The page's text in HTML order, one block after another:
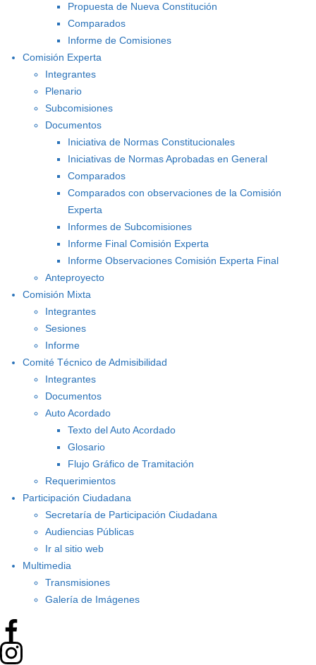
Propuesta de Nueva Constitución
Comparados
Informe de Comisiones
Comisión Experta
Integrantes
Plenario
Subcomisiones
Documentos
Iniciativa de Normas Constitucionales
Iniciativas de Normas Aprobadas en General
Comparados
Comparados con observaciones de la Comisión
Experta
Informes de Subcomisiones
Informe Final Comisión Experta
Informe Observaciones Comisión Experta Final
Anteproyecto
Comisión Mixta
Integrantes
Sesiones
Informe
Comité Técnico de Admisibilidad
Integrantes
Documentos
Auto Acordado
Texto del Auto Acordado
Glosario
Flujo Gráfico de Tramitación
Requerimientos
Participación Ciudadana
Secretaría de Participación Ciudadana
Audiencias Públicas
Ir al sitio web
Multimedia
Transmisiones
Galería de Imágenes